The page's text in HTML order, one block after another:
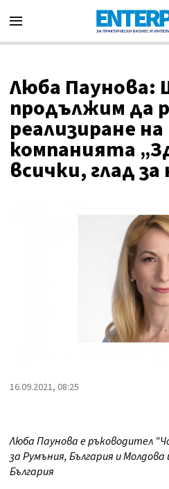
Люба Паунова:
продължим да
реализиране
компанията
всички, глад за
16.09.2021, 08:25
Люба Паунова е ръководител
за Румъния, България и
България